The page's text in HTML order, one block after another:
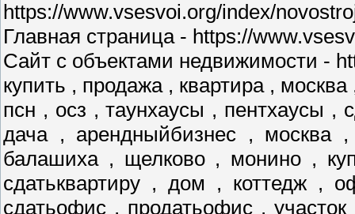
https://www.vsesvoi.org/index/
Главная страница - https://
Сайт с объектами недвижимости -
купить , продажа , квартира ,
псн , осз , таунхаусы , пентхаусы ,
дача , арендныйбизнес , москва
балашиха , щелково , монино ,
сдатьквартиру , дом , коттедж ,
сдатьофис , продатьофис ,